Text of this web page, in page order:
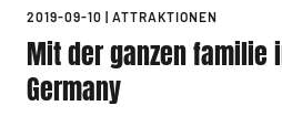
2019-09-10 ATTRAKTIONEN
Mit der ganzen familie
Germany